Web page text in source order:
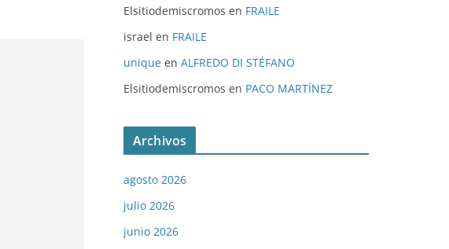
Elsitiodemiscromos en FRAILE
israel en FRAILE
unique en ALFREDO DI STÉFANO
Elsitiodemiscromos en PACO MARTÍNEZ
Archivos
agosto 2026
julio 2026
junio 2026